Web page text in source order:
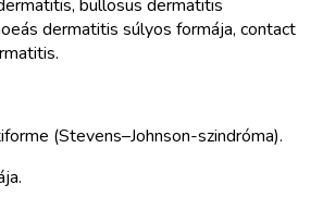
bullosus dermatitis
dermatitis súlyos formája, contact
(Stevens–Johnson-szindróma).